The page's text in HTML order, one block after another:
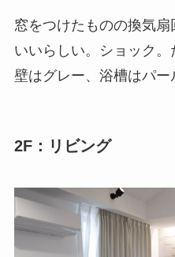
窓をつけたものの換気
いいらしい。ショック。
壁はグレー、浴槽はパー
2F：リビング